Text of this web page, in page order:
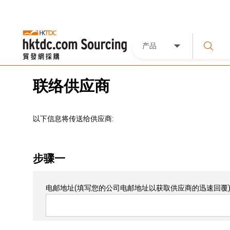
产品
联络供应商
以下信息将传送给供应商:
步骤一
电邮地址(填写您的公司电邮地址以获取供应商的迅速回覆)